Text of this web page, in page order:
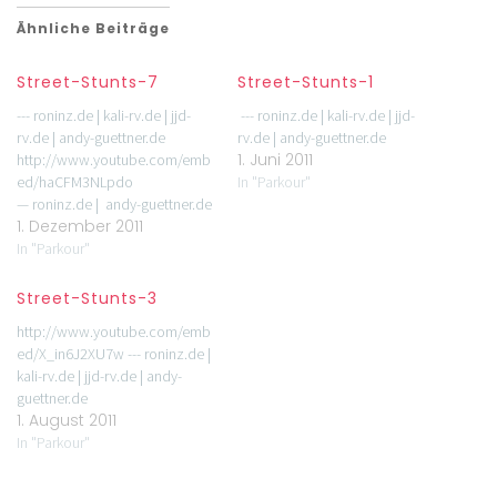
Ähnliche Beiträge
Street-Stunts-7
--- roninz.de | kali-rv.de | jjd-
rv.de | andy-guettner.de
http://www.youtube.com/emb
ed/haCFM3NLpdo
— roninz.de | andy-guettner.de
1. Dezember 2011
In "Parkour"
Street-Stunts-1
--- roninz.de | kali-rv.de | jjd-
rv.de | andy-guettner.de
1. Juni 2011
In "Parkour"
Street-Stunts-3
http://www.youtube.com/emb
ed/X_in6J2XU7w --- roninz.de |
kali-rv.de | jjd-rv.de | andy-
guettner.de
1. August 2011
In "Parkour"